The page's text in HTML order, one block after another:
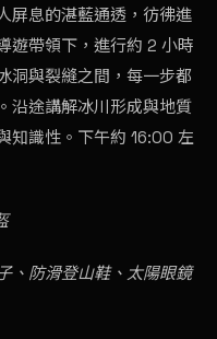
屏息的湛藍通透，彷彿進
遊帶領下，進行約 2 小時
洞與裂縫之間，每一步都
沿途講解冰川形成與地質
知識性。下午約 16:00 左
、防滑登山鞋、太陽眼鏡